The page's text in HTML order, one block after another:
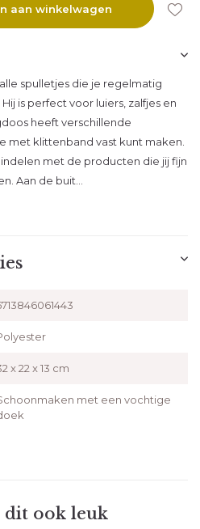
aan winkelwagen
spulletjes die je regelmatig
is perfect voor luiers, zalfjes en
heeft verschillende
met klittenband vast kunt maken.
met de producten die jij fijn
Aan de buit...
x 22 x 13 cm
met een vochtige
dit ook leuk